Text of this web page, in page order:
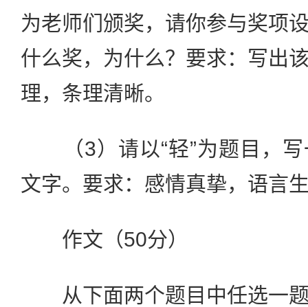
为老师们颁奖，请你参与奖项
什么奖，为什么？要求：写出
理，条理清晰。
（3）请以“轻”为题目，写
文字。要求：感情真挚，语言
作文（50分）
从下面两个题目中任选一题